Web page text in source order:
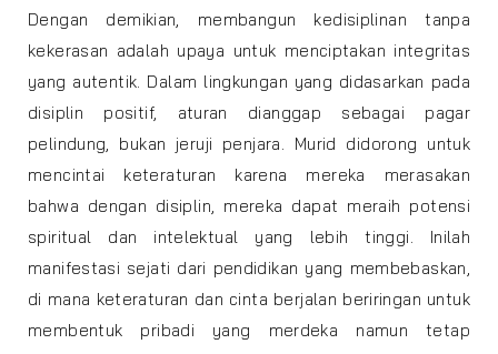
Dengan demikian, membangun kedisiplinan tanpa
kekerasan adalah upaya untuk menciptakan integritas
yang autentik. Dalam lingkungan yang didasarkan pada
disiplin positif, aturan dianggap sebagai pagar
pelindung, bukan jeruji penjara. Murid didorong untuk
mencintai keteraturan karena mereka merasakan
bahwa dengan disiplin, mereka dapat meraih potensi
spiritual dan intelektual yang lebih tinggi. Inilah
manifestasi sejati dari pendidikan yang membebaskan,
di mana keteraturan dan cinta berjalan beriringan untuk
membentuk pribadi yang merdeka namun tetap